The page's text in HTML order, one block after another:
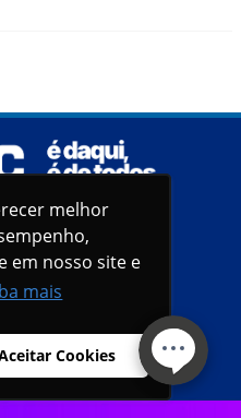
melhor
em nosso site e
mais
Cookies
melhor
em nosso site e
mais
Cookies